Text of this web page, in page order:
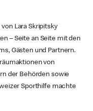
Lara Skripitsky
– Seite an Seite mit den
Gästen und Partnern.
von
der Behörden sowie
Sporthilfe machte